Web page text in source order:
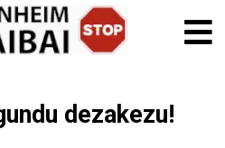
dezakezu!